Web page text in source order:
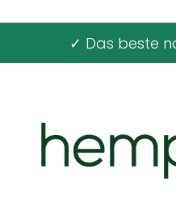
✓ Das beste